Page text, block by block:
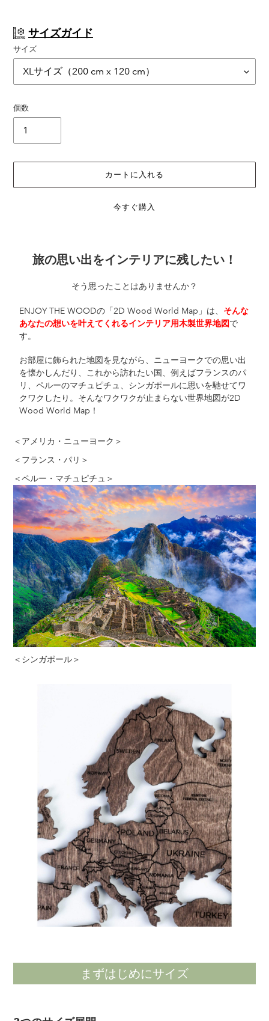
サイズガイド
サイズ
個数
カートに入れる
今すぐ購入
品
を
追
す
る
旅の思い出をインテリアに残したい！
そう思ったことはありませんか？
ENJOY THE WOODの「2D Wood World Map」は、 そんな
あなたの想いを叶えてくれるインテリア用木製世界地図で
す。
お部屋に飾られた地図を見ながら、ニューヨークでの思い出
を懐かしんだり、これから訪れたい国、例えばフランスのパ
リ、ペルーのマチュピチュ、シンガポールに思いを馳せてワ
クワクしたり。そんなワクワクが止まらない世界地図が2D
Wood World Map！
＜アメリカ・ニューヨーク＞
＜フランス・パリ＞
＜ペルー・マチュピチュ＞
＜シンガポール＞
まずはじめにサイズ